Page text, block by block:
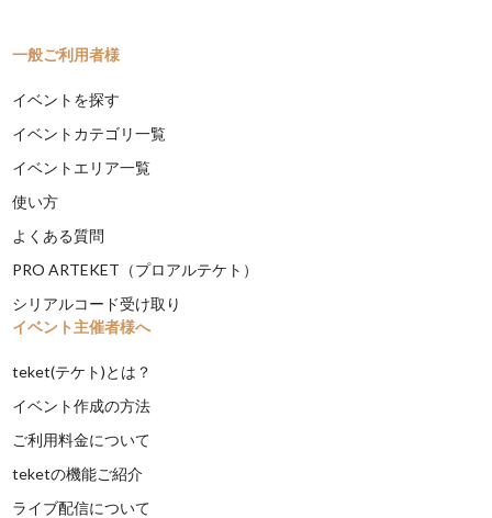
一般ご利用者様
イベントを探す
イベントカテゴリ一覧
イベントエリア一覧
使い方
よくある質問
PRO ARTEKET（プロアルテケト）
シリアルコード受け取り
イベント主催者様へ
teket(テケト)とは？
イベント作成の方法
ご利用料金について
teketの機能ご紹介
ライブ配信について